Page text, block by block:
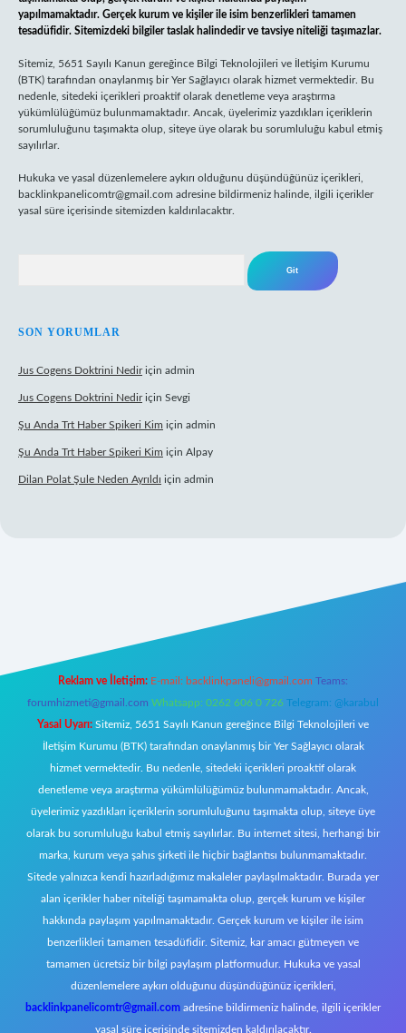
yapılmamaktadır. Gerçek kurum ve kişiler ile isim benzerlikleri tamamen
tesadüfidir. Sitemizdeki bilgiler taslak halindedir ve tavsiye niteliği taşımazlar.
Sitemiz, 5651 Sayılı Kanun gereğince Bilgi Teknolojileri ve İletişim Kurumu
(BTK) tarafından onaylanmış bir Yer Sağlayıcı olarak hizmet vermektedir. Bu
nedenle, sitedeki içerikleri proaktif olarak denetleme veya araştırma
yükümlülüğümüz bulunmamaktadır. Ancak, üyelerimiz yazdıkları içeriklerin
sorumluluğunu taşımakta olup, siteye üye olarak bu sorumluluğu kabul etmiş
sayılırlar.
Hukuka ve yasal düzenlemelere aykırı olduğunu düşündüğünüz içerikleri,
backlinkpanelicomtr@gmail.com adresine bildirmeniz halinde, ilgili içerikler
yasal süre içerisinde sitemizden kaldırılacaktır.
SON YORUMLAR
Jus Cogens Doktrini Nediriçin admin
Jus Cogens Doktrini Nediriçin Sevgi
Şu Anda Trt Haber Spikeri Kim için admin
Şu Anda Trt Haber Spikeri Kim için Alpay
Dilan Polat Şule Neden Ayrıldı için admin
Reklam ve İletişim: E-mail: backlinkpaneli@gmail.com Teams:
forumhizmeti@gmail.com Whatsapp: 0262 606 0 726 Telegram: @karabul
Yasal Uyarı: Sitemiz, 5651 Sayılı Kanun gereğince Bilgi Teknolojileri ve
İletişim Kurumu (BTK) tarafından onaylanmış bir Yer Sağlayıcı olarak
hizmet vermektedir. Bu nedenle, sitedeki içerikleri proaktif olarak
denetleme veya araştırma yükümlülüğümüz bulunmamaktadır. Ancak,
üyelerimiz yazdıkları içeriklerin sorumluluğunu taşımakta olup, siteye üye
olarak bu sorumluluğu kabul etmiş sayılırlar. Bu internet sitesi, herhangi bir
marka, kurum veya şahıs şirketi ile hiçbir bağlantısı bulunmamaktadır.
Sitede yalnızca kendi hazırladığımız makaleler paylaşılmaktadır. Burada yer
alan içerikler haber niteliği taşımamakta olup, gerçek kurum ve kişiler
hakkında paylaşım yapılmamaktadır. Gerçek kurum ve kişiler ile isim
benzerlikleri tamamen tesadüfidir. Sitemiz, kar amacı gütmeyen ve
tamamen ücretsiz bir bilgi paylaşım platformudur. Hukuka ve yasal
düzenlemelere aykırı olduğunu düşündüğünüz içerikleri,
backlinkpanelicomtr@gmail.com adresine bildirmeniz halinde, ilgili içerikler
yasal süre içerisinde sitemizden kaldırılacaktır.